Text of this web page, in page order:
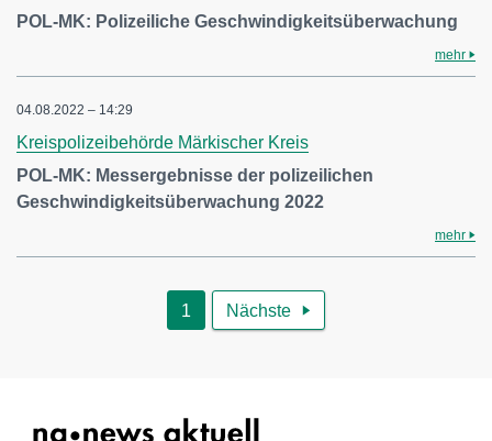
POL-MK: Polizeiliche Geschwindigkeitsüberwachung
mehr
04.08.2022 – 14:29
Kreispolizeibehörde Märkischer Kreis
POL-MK: Messergebnisse der polizeilichen
Geschwindigkeitsüberwachung 2022
mehr
1 Nächste 